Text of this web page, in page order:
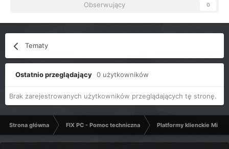
Obserwujący 0
Tematy
Ostatnio przeglądający 0 użytkowników
Brak zarejestrowanych użytkowników przeglądających tę stronę.
Strona główna FIX PC - Pomoc techniczna Platformy klienckie